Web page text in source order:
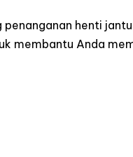
henti
membantu Anda